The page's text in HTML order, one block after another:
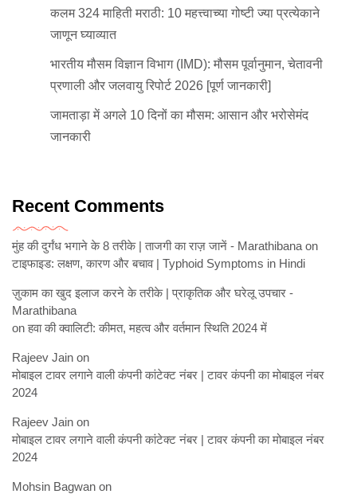
कलम 324 माहिती मराठी: 10 महत्त्वाच्या गोष्टी ज्या प्रत्येकाने
जाणून घ्याव्यात
भारतीय मौसम विज्ञान विभाग (IMD): मौसम पूर्वानुमान, चेतावनी
प्रणाली और जलवायु रिपोर्ट 2026 [पूर्ण जानकारी]
जामताड़ा में अगले 10 दिनों का मौसम: आसान और भरोसेमंद
जानकारी
Recent Comments
मुंह की दुर्गंध भगाने के 8 तरीके | ताजगी का राज़ जानें - Marathibana on
टाइफाइड: लक्षण, कारण और बचाव | Typhoid Symptoms in Hindi
ज़ुकाम का खुद इलाज करने के तरीके | प्राकृतिक और घरेलू उपचार -
Marathibana
onहवा की क्वालिटी: कीमत, महत्व और वर्तमान स्थिति 2024 में
Rajeev Jain on
मोबाइल टावर लगाने वाली कंपनी कांटेक्ट नंबर | टावर कंपनी का मोबाइल नंबर
2024
Rajeev Jain on
मोबाइल टावर लगाने वाली कंपनी कांटेक्ट नंबर | टावर कंपनी का मोबाइल नंबर
2024
Mohsin Bagwan on